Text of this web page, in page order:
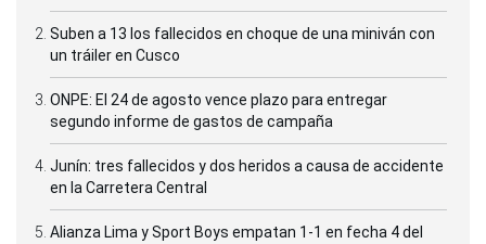
Suben a 13 los fallecidos en choque de una miniván con
un tráiler en Cusco
ONPE: El 24 de agosto vence plazo para entregar
segundo informe de gastos de campaña
Junín: tres fallecidos y dos heridos a causa de accidente
en la Carretera Central
Alianza Lima y Sport Boys empatan 1-1 en fecha 4 del